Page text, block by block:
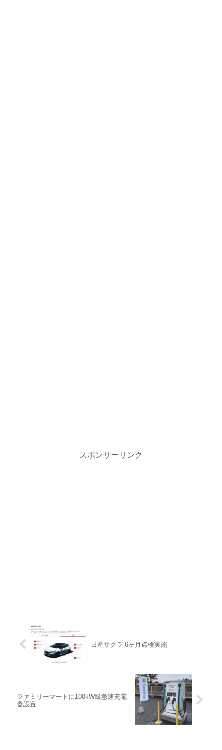
スポンサーリンク
日産サクラ 6ヶ月点検実施
ファミリーマートに100kW級急速充電
器設置